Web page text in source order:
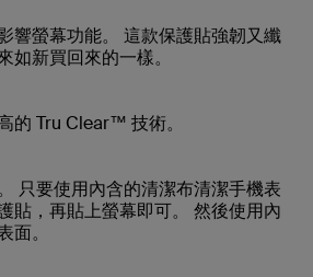
響螢幕功能。 這款保護貼強韌又纖
如新買回來的一樣。
的 Tru Clear™ 技術。
只要使用內含的清潔布清潔手機表
貼，再貼上螢幕即可。 然後使用內
面。